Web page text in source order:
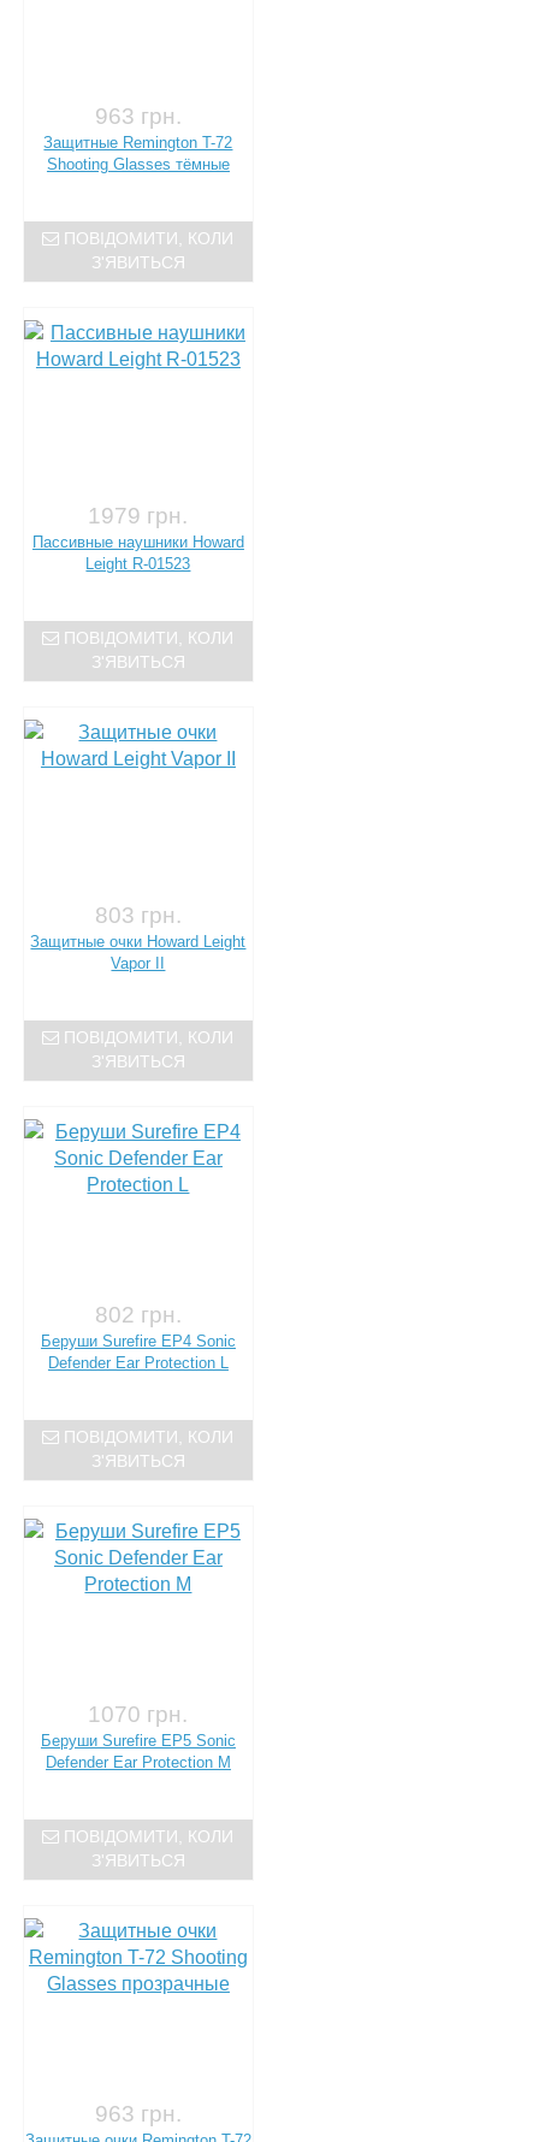
963 грн.
Защитные Remington T-72
Shooting Glasses тёмные
ПОВІДОМИТИ, КОЛИ
З'ЯВИТЬСЯ
1979 грн.
Пассивные наушники Howard
Leight R-01523
ПОВІДОМИТИ, КОЛИ
З'ЯВИТЬСЯ
803 грн.
Защитные очки Howard Leight
Vapor II
ПОВІДОМИТИ, КОЛИ
З'ЯВИТЬСЯ
802 грн.
Беруши Surefire EP4 Sonic
Defender Ear Protection L
ПОВІДОМИТИ, КОЛИ
З'ЯВИТЬСЯ
1070 грн.
Беруши Surefire EP5 Sonic
Defender Ear Protection M
ПОВІДОМИТИ, КОЛИ
З'ЯВИТЬСЯ
963 грн.